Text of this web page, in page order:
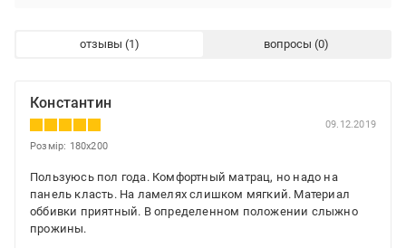
отзывы вопросы
Константин
09.12.2019
Розмір: 180x200
Пользуюсь пол года. Комфортный матрац, но надо на
панель класть. На ламелях слишком мягкий. Материал
оббивки приятный. В определенном положении слыжно
прожины.